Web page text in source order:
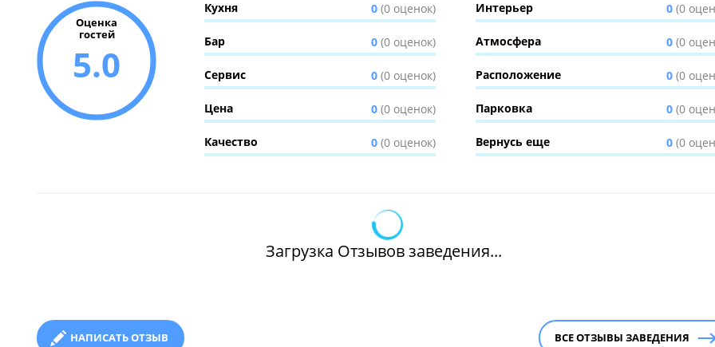
Оценка
гостей
5.0
Кухня 0 (0 оценок)
Бар 0 (0 оценок)
Сервис 0 (0 оценок)
Цена 0 (0 оценок)
Качество 0 (0 оценок)
Интерьер 0 (0
Атмосфера 0 (0
Расположение 0 (0
Парковка 0 (0
Вернусь еще 0 (0
Загрузка Отзывов заведения...
НАПИСАТЬ ОТЗЫВ ВСЕ ОТЗЫВЫ ЗАВЕДЕНИЯ